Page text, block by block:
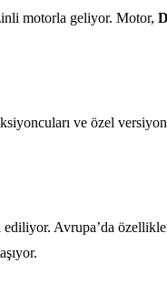
motorla geliyor. Motor,
ve özel
Avrupa’da